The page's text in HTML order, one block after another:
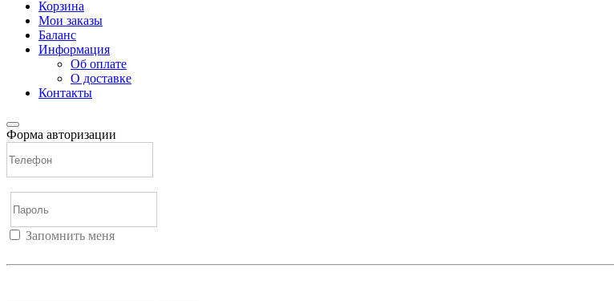
Корзина
Мои заказы
Баланс
Информация
Об оплате
О доставке
Контакты
Форма авторизации
Запомнить меня